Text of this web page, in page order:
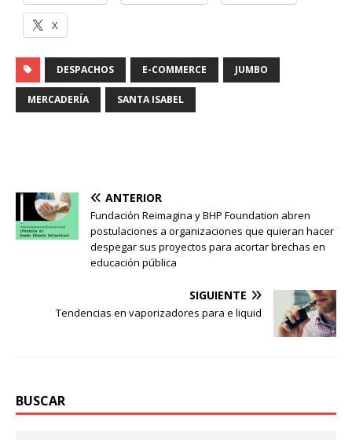
X
DESPACHOS E-COMMERCE JUMBO
MERCADERÍA SANTA ISABEL
ANTERIOR
Fundación Reimagina y BHP Foundation abren
postulaciones a organizaciones que quieran hacer
despegar sus proyectos para acortar brechas en
educación pública
SIGUIENTE
Tendencias en vaporizadores para e liquid
BUSCAR